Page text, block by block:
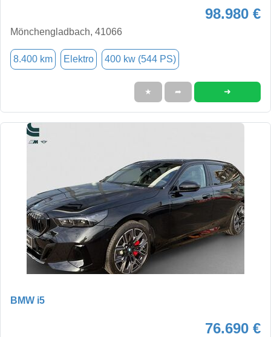
98.980 €
Mönchengladbach, 41066
8.400 km Elektro 400 kw (544 PS)
★ ➦ ➜
BMW i5
76.690 €